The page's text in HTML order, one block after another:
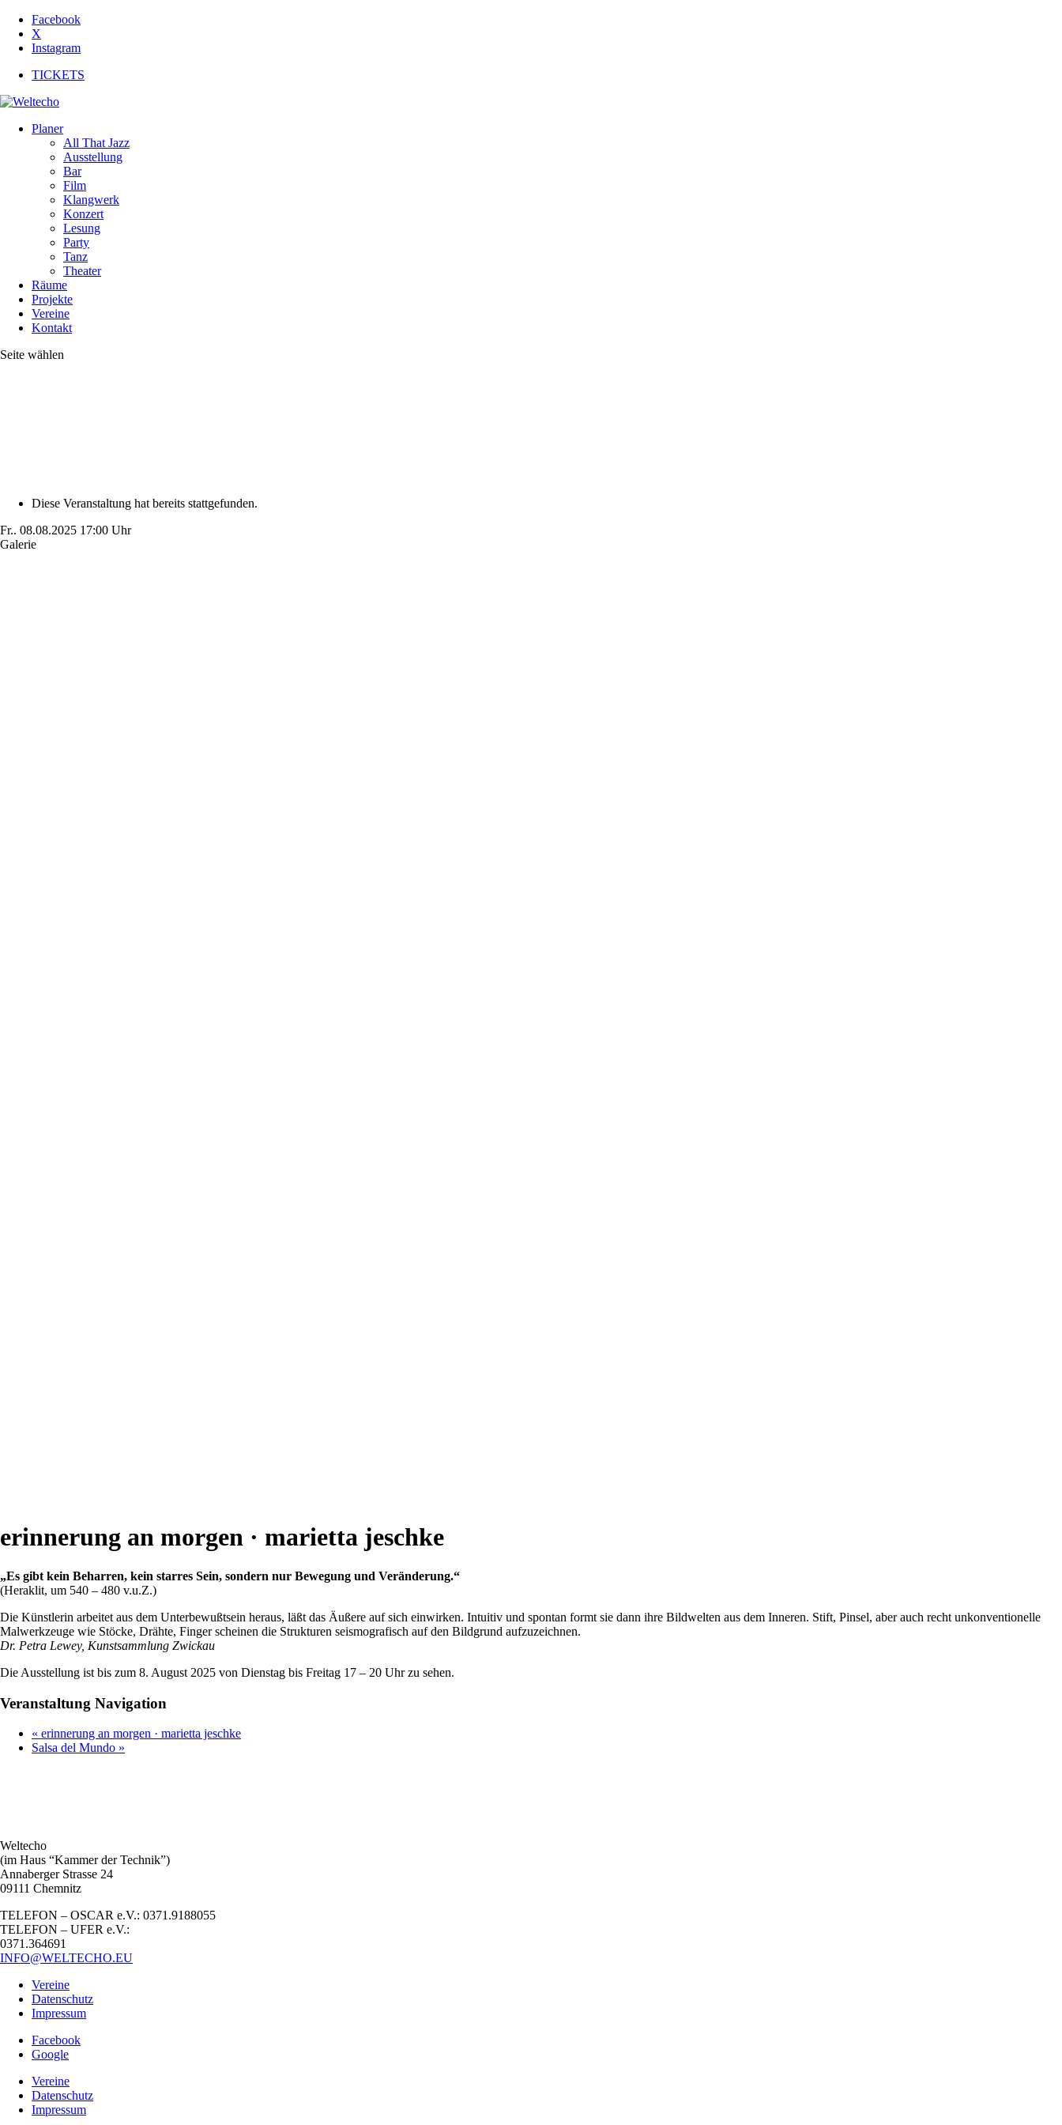
Facebook
X
Instagram
TICKETS
Planer
All That Jazz
Ausstellung
Bar
Film
Klangwerk
Konzert
Lesung
Party
Tanz
Theater
Räume
Projekte
Vereine
Kontakt
Seite wählen
Diese Veranstaltung hat bereits stattgefunden.
Fr.. 08.08.2025 17:00 Uhr
Galerie
erinnerung an morgen · marietta jeschke
„Es gibt kein Beharren, kein starres Sein, sondern nur Bewegung und Veränderung.“
(Heraklit, um 540 – 480 v.u.Z.)
Die Künstlerin arbeitet aus dem Unterbewußtsein heraus, läßt das Äußere auf sich einwirken. Intuitiv und spontan formt sie dann ihre Bildwelten aus dem Inneren. Stift, Pinsel, aber auch recht unkonventionelle
Malwerkzeuge wie Stöcke, Drähte, Finger scheinen die Strukturen seismografisch auf den Bildgrund aufzuzeichnen.
Dr. Petra Lewey, Kunstsammlung Zwickau
Die Ausstellung ist bis zum 8. August 2025 von Dienstag bis Freitag 17 – 20 Uhr zu sehen.
Veranstaltung Navigation
« erinnerung an morgen · marietta jeschke
Salsa del Mundo »
Weltecho
(im Haus “Kammer der Technik”)
Annaberger Strasse 24
09111 Chemnitz
TELEFON – OSCAR e.V.: 0371.9188055
TELEFON – UFER e.V.:
0371.364691
INFO@WELTECHO.EU
Vereine
Datenschutz
Impressum
Facebook
Google
Vereine
Datenschutz
Impressum